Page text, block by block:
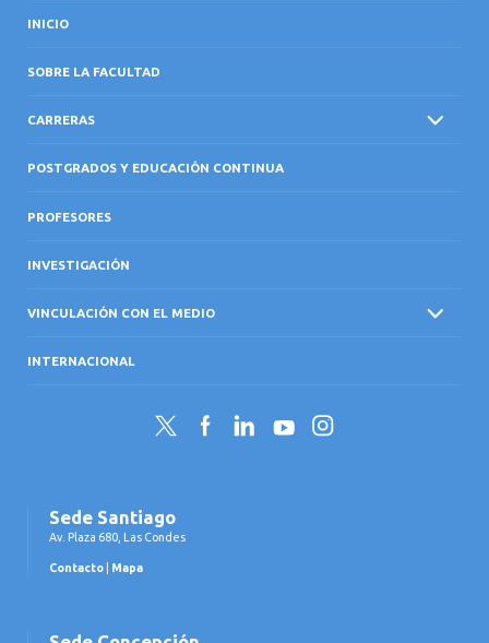
INICIO
SOBRE LA FACULTAD
CARRERAS
POSTGRADOS Y EDUCACIÓN CONTINUA
PROFESORES
INVESTIGACIÓN
VINCULACIÓN CON EL MEDIO
INTERNACIONAL
Twitter FacebookLinkedInYouTubeInstagram
Sede Santiago
Av. Plaza 680, Las Condes
Contacto Mapa